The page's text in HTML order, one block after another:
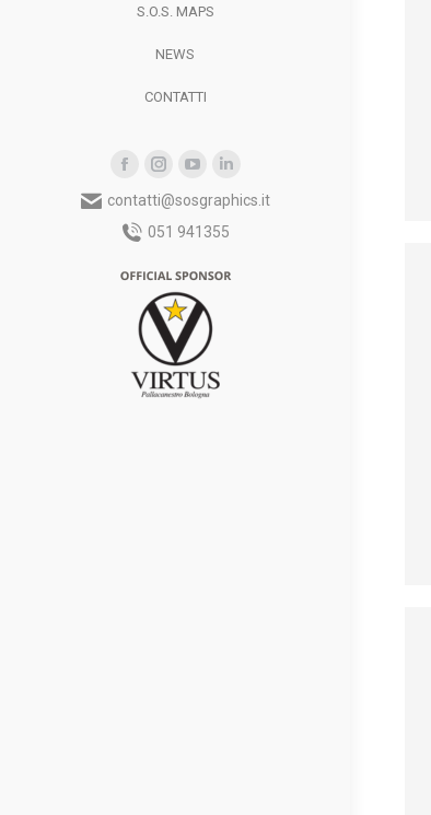
S.O.S. MAPS
NEWS
CONTATTI
Facebook
page
opens
window
Instagram
page
opens
new
window
YouTube
page
opens
window
Linkedin
page
opens
contatti@sosgraphics.it
051 941355